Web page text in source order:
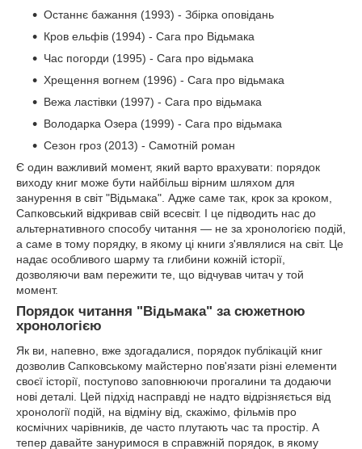
Останнє бажання (1993) - Збірка оповідань
Кров ельфів (1994) - Сага про Відьмака
Час погорди (1995) - Сага про відьмака
Хрещення вогнем (1996) - Сага про відьмака
Вежа ластівки (1997) - Сага про відьмака
Володарка Озера (1999) - Сага про відьмака
Сезон гроз (2013) - Самотній роман
Є один важливий момент, який варто врахувати: порядок
виходу книг може бути найбільш вірним шляхом для
занурення в світ "Відьмака". Адже саме так, крок за кроком,
Сапковський відкривав свій всесвіт. І це підводить нас до
альтернативного способу читання — не за хронологією подій,
а саме в тому порядку, в якому ці книги з'являлися на світ. Це
надає особливого шарму та глибини кожній історії,
дозволяючи вам пережити те, що відчував читач у той
момент.
Порядок читання "Відьмака" за сюжетною
хронологією
Як ви, напевно, вже здогадалися, порядок публікацій книг
дозволив Сапковському майстерно пов'язати різні елементи
своєї історії, поступово заповнюючи прогалини та додаючи
нові деталі. Цей підхід насправді не надто відрізняється від
хронології подій, на відміну від, скажімо, фільмів про
космічних чарівників, де часто плутають час та простір. А
тепер давайте зануримося в справжній порядок, в якому